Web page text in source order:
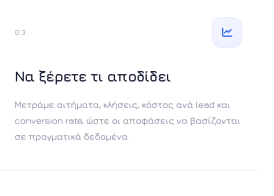
03
Να ξέρετε τι αποδίδει
Μετράμε αιτήματα, κλήσεις, κόστος ανά lead και
conversion rate, ώστε οι αποφάσεις να βασίζονται
σε πραγματικά δεδομένα.